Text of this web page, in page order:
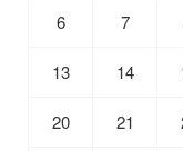
6 7
13 14
20 21